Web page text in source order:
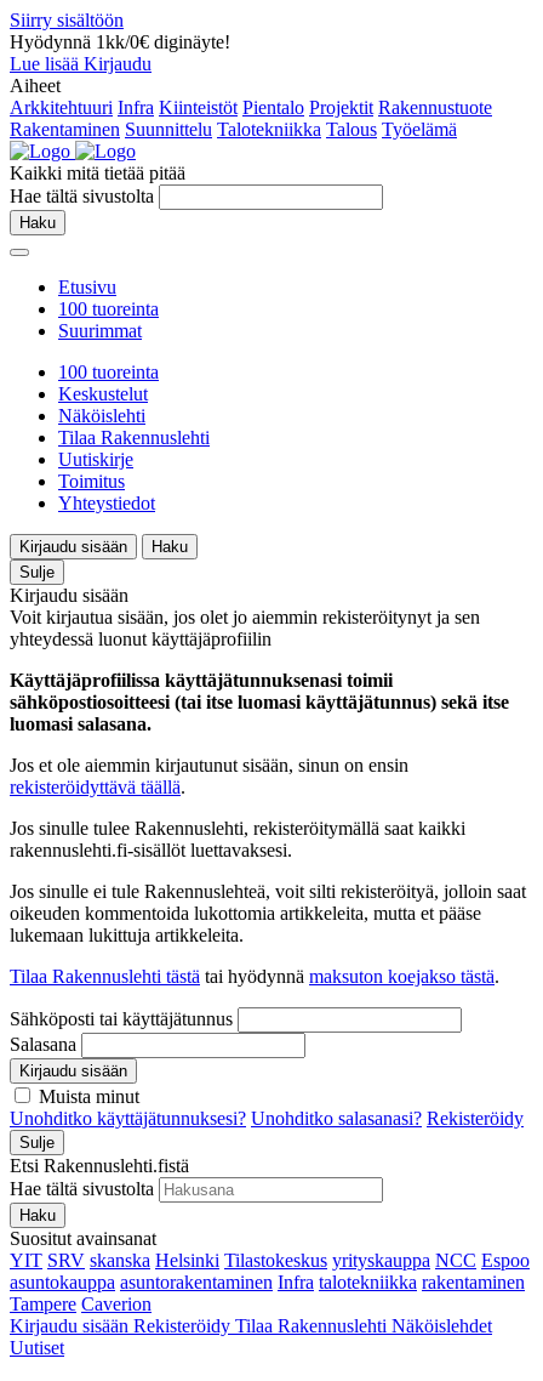
Siirry sisältöön
Hyödynnä 1kk/0€ diginäyte!
Lue lisää Kirjaudu
Aiheet
Arkkitehtuuri Infra Kiinteistöt Pientalo Projektit Rakennustuote
Rakentaminen Suunnittelu Talotekniikka Talous Työelämä
Kaikki mitä tietää pitää
Hae tältä sivustolta
Haku
Etusivu
100 tuoreinta
Suurimmat
100 tuoreinta
Keskustelut
Näköislehti
Tilaa Rakennuslehti
Uutiskirje
Toimitus
Yhteystiedot
Kirjaudu sisään
Haku
Sulje
Kirjaudu sisään
Voit kirjautua sisään, jos olet jo aiemmin rekisteröitynyt ja sen
yhteydessä luonut käyttäjäprofiilin
Käyttäjäprofiilissa käyttäjätunnuksenasi toimii
sähköpostiosoitteesi (tai itse luomasi käyttäjätunnus) sekä itse
luomasi salasana.
Jos et ole aiemmin kirjautunut sisään, sinun on ensin
rekisteröidyttävä täällä.
Jos sinulle tulee Rakennuslehti, rekisteröitymällä saat kaikki
rakennuslehti.fi-sisällöt luettavaksesi.
Jos sinulle ei tule Rakennuslehteä, voit silti rekisteröityä, jolloin saat
oikeuden kommentoida lukottomia artikkeleita, mutta et pääse
lukemaan lukittuja artikkeleita.
Tilaa Rakennuslehti tästä tai hyödynnä maksuton koejakso tästä.
Sähköposti tai käyttäjätunnus
Salasana
Kirjaudu sisään
Muista minut
Unohditko käyttäjätunnuksesi? Unohditko salasanasi? Rekisteröidy
Sulje
Etsi Rakennuslehti.fistä
Hae tältä sivustolta
Haku
Suositut avainsanat
YIT SRV skanska Helsinki Tilastokeskus yrityskauppa NCC Espoo
asuntokauppa asuntorakentaminen Infra talotekniikka rakentaminen
Tampere Caverion
Kirjaudu sisään Rekisteröidy Tilaa Rakennuslehti Näköislehdet
Uutiset